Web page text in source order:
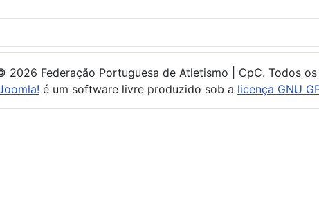
2026 Federação Portuguesa de Atletismo | CpC. Todos
é um software livre produzido sob a licença GNU